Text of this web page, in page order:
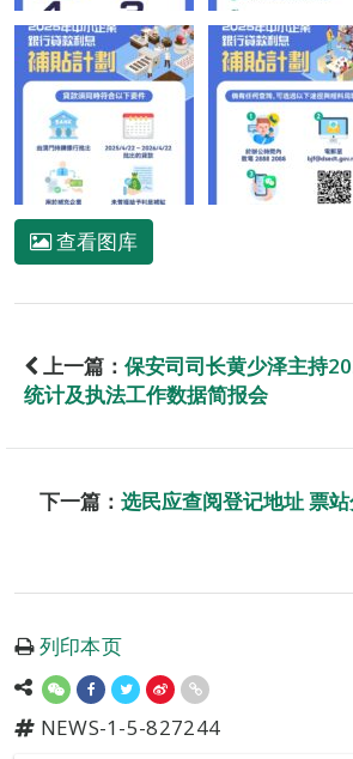
查看图库
上一篇： 保安司司长黄少泽主持
统计及执法工作数据简报会
下一篇： 选民应查阅登记地址 票
列印本页
NEWS-1-5-827244